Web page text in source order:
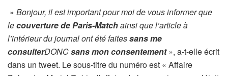
» Bonjour, il est important pour moi de vous informer que
lecouverture de Paris-Matchainsi que l’article à
l’intérieur du journal ont été faitessans me
consulterDONCsans mon consentement», a-t-elle écrit
dans un tweet. Le sous-titre du numéro est « Affaire